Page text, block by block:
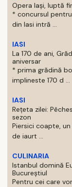
Opera Iași, luptă
* concursul
din Iasi intră ...
IASI
La 170 de ani,
aniversar
* prima grădină
implineste 170 d ...
IASI
Rețeta zilei:
sezon
Piersici coapte,
de iaurt ...
CULINARIA
Istanbul domină
Bucureștiul
Pentru cei care